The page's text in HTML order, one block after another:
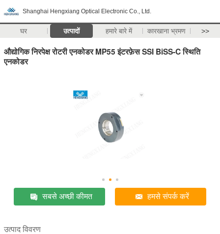
Shanghai Hengxiang Optical Electronic Co., Ltd.
घर उत्पादों हमारे बारे में कारखाना भ्रमण >>
औद्योगिक निरपेक्ष रोटरी एनकोडर MP55 इंटरफ़ेस SSI BiSS-C स्थिति
एनकोडर
सबसे अच्छी कीमत हमसे संपर्क करें
उत्पाद विवरण